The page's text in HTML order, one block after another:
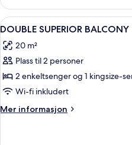
DELUXE
BALCONY
Åpne
alle
bildene
av
DOUBLE
SUPERIOR
BALCONY
10
DOUBLE SUPERIOR BALCONY
20 m²
Plass til 2 personer
2 enkeltsenger og 1 kingsize-
Wi-fi inkludert
Mer informasjon
Mer